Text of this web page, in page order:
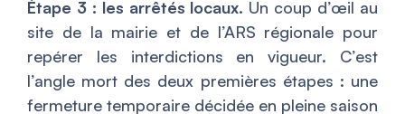
Étape 3 : les arrêtés locaux. Un coup d’œil au
site de la mairie et de l’ARS régionale pour
repérer les interdictions en vigueur. C’est
l’angle mort des deux premières étapes : une
fermeture temporaire décidée en pleine saison